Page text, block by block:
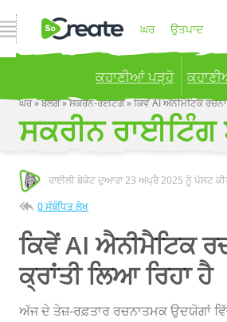
ਨੈਵੀਗੇਸ਼ਨ ਖੋਲ੍ਹੋ ਘਰ ਉਤਪਾਦ
ਕੀਮਤ ਬਲੌਗ
ਕੰਪਨੀ
ਕਹਾਣੀਆਂ ਪੜ੍ਹੋ
Publish your stories to a
now!
ਘਰ»ਬਲਗ»ਸਕਰਨ-ਰਈਟਗ»ਕਿਵੇਂ AI ਐਨੀਮੈਟਿਕ
ਸਕਰੀਨ
ਰਾਈਲੀ ਬੇਕੇਟ ਦੁਆਰਾ23 ਅਪ੍ਰੈ 2025 ਨੂੰ ਪੋਸਟ
0 ਸੰਬੰਧਿਤ ਲੇਖ
ਕਿਵੇਂ AI ਐਨੀਮੈਟਿਕ
ਕ੍ਰਾਂਤੀ ਲਿਆ ਰਿਹਾ ਹੈ
ਅੱਜ ਦੇ ਤੇਜ਼-ਰਫ਼ਤਾਰ ਰਚਨਾਤਮਕ ਉਦਯੋਗਾਂ